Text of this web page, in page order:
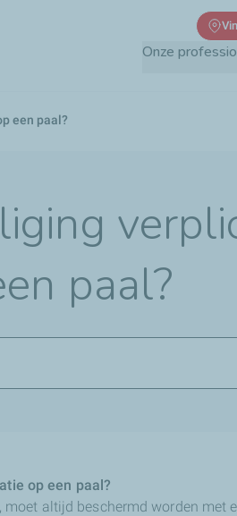
Onze
een paal?
paal?
op een paal?
altijd beschermd worden met